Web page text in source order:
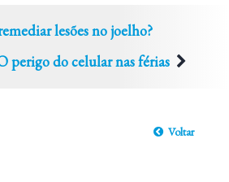
lesões no joelho?
perigo do celular nas férias
Voltar